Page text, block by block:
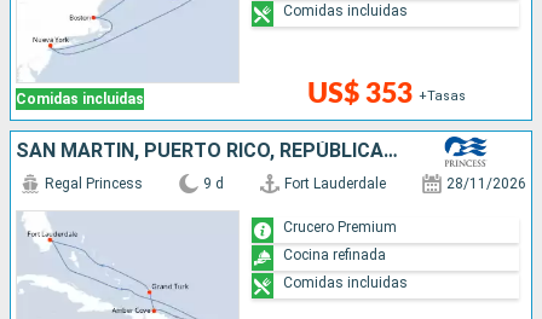
Comidas incluidas US$ 353 +Tasas
Comidas incluidas
SAN MARTÍN, PUERTO RICO, REPÚBLICA DOMINICANA, ESTADOS UNIDOS
Regal Princess 9 d Fort Lauderdale 28/11/2026
Crucero Premium
Cocina refinada
Comidas incluidas